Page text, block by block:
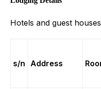
Hotels and guest
s/n Address